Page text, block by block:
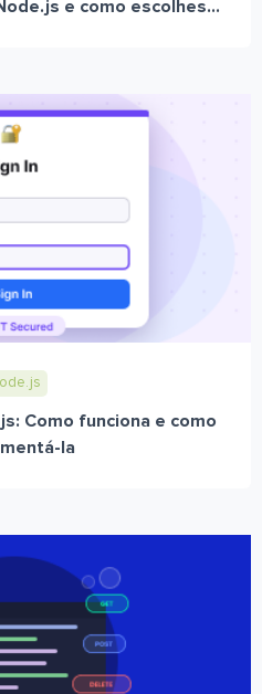
e como escolhes...
Como funciona e como
la